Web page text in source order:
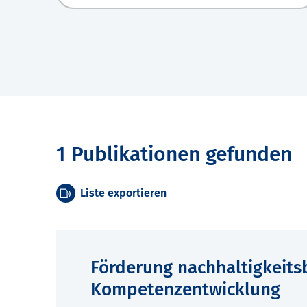
1 Publikationen gefunden
Liste exportieren
Förderung
Kompetenzentwicklung